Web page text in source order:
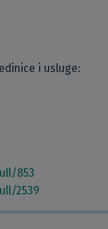
i usluge:
853
2539